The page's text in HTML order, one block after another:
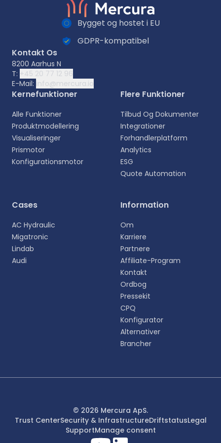
Vælg sprog
oplevelse.
Svenska
Français
Bygget og hostet i EU
GDPR-kompatibel
Kontakt Os
8200 Aarhus N
T: +45 20 77 12 96
E-Mail: info@mercura.io
Kernefunktioner
Alle Funktioner
Produktmodellering
Visualiseringer
Prismotor
Konfigurationsmotor
Flere Funktioner
Tilbud Og Dokumenter
Integrationer
Forhandlerplatform
Analytics
ESG
Quote Automation
Cases
AC Hydraulic
Migatronic
Lindab
Audi
Information
Om
Karriere
Partnere
Affiliate-Program
Kontakt
Ordbog
Pressekit
CPQ
Konfigurator
Alternativer
Brancher
© 2026 Mercura ApS.
Trust CenterSecurity & InfrastructureDriftstatusLegal
SupportManage consent